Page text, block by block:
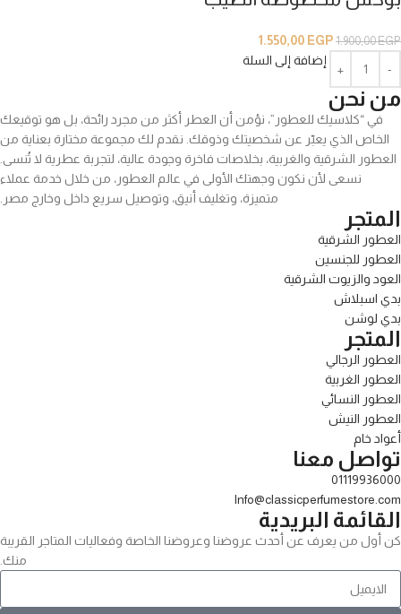
1.900,00EGP
1.550,00 EGP
إضافة إلى السلة
من نحن
في “كلاسيك للعطور”، نؤمن أن العطر أكثر من مجرد رائحة، بل هو توقيعك
الخاص الذي يعبّر عن شخصيتك وذوقك. نقدم لك مجموعة مختارة بعناية من
العطور الشرقية والغربية، بخلاصات فاخرة وجودة عالية، لتجربة عطرية لا تُنسى.
نسعى لأن نكون وجهتك الأولى في عالم العطور، من خلال خدمة عملاء
متميزة، وتغليف أنيق، وتوصيل سريع داخل وخارج مصر.
المتجر
العطور الشرقية
العطور للجنسين
العود والزيوت الشرقية
بدي اسبلاش
بدي لوشن
المتجر
العطور الرجالي
العطور الغربية
العطور النسائي
العطور النيش
أعواد خام
تواصل معنا
01119936000
Info@classicperfumestore.com
القائمة البريدية
كن أول من يعرف عن أحدث عروضنا وعروضنا الخاصة وفعاليات المتاجر القريبة
منك.